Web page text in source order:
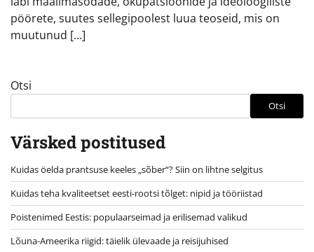
pöörete, suutes sellegipoolest luua teoseid, mis on
muutunud […]
Otsi
Otsi
Värsked postitused
Kuidas öelda prantsuse keeles „sõber“? Siin on lihtne selgitus
Kuidas teha kvaliteetset eesti-rootsi tõlget: nipid ja tööriistad
Poistenimed Eestis: populaarseimad ja erilisemad valikud
Lõuna-Ameerika riigid: täielik ülevaade ja reisijuhised